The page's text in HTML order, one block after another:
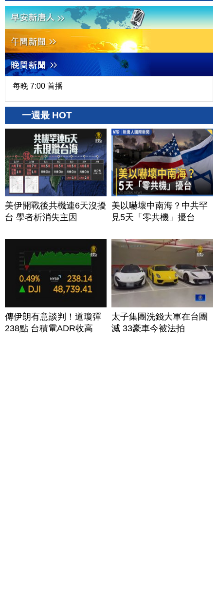
每晚 7:00 首播
一週最 HOT
美伊開戰後共機連6天沒擾
台 學者析消失主因
美以嚇壞中南海？中共罕
見5天「零共機」擾台
傳伊朗有意談判！道瓊彈
238點 台積電ADR收高
太子集團洗錢大軍在台團
滅 33豪車今被法拍